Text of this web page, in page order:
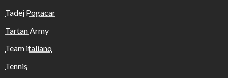
Tadej Pogacar
Tartan Army
Team italiano
Tennis